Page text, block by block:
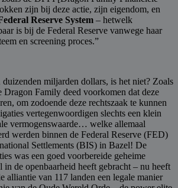
zijn bij deze actie, zijn eigendom, en
Reserve System – hetwelk
is bij de Federal Reserve vanwege haar
en screening proces.”
miljarden dollars, is het niet? Zoals
Dragon Family deed voorkomen dat deze
om zodoende deze rechtszaak te kunnen
vertegenwoordigen slechts een klein
vermogenswaarde… welke allemaal
werden binnen de Federal Reserve (FED)
Settlements (BIS) in Bazel! De
was een goed voorbereide geheime
in de openbaarheid heeft gebracht – nu heeft
alliantie van 117 landen een legale manier